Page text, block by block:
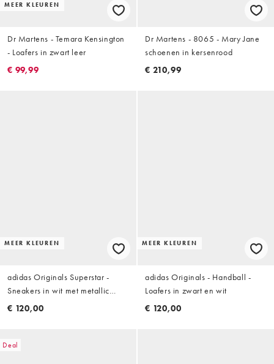
MEER KLEUREN
Dr Martens - Temara Kensington
- Loafers in zwart leer
€ 99,99
Dr Martens - 8065 - Mary Jane
schoenen in kersenrood
€ 210,99
MEER KLEUREN
adidas Originals Superstar -
Sneakers in wit met metallic
zilver
€ 120,00
MEER KLEUREN
adidas Originals - Handball -
Loafers in zwart en wit
€ 120,00
Deal